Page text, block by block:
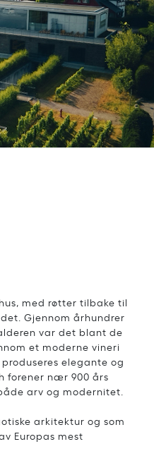
med røtter tilbake til
Gjennom århundrer
var det blant de
et moderne vineri
elegante og
forener nær 900 års
arv og modernitet.
arkitektur og som
Europas mest